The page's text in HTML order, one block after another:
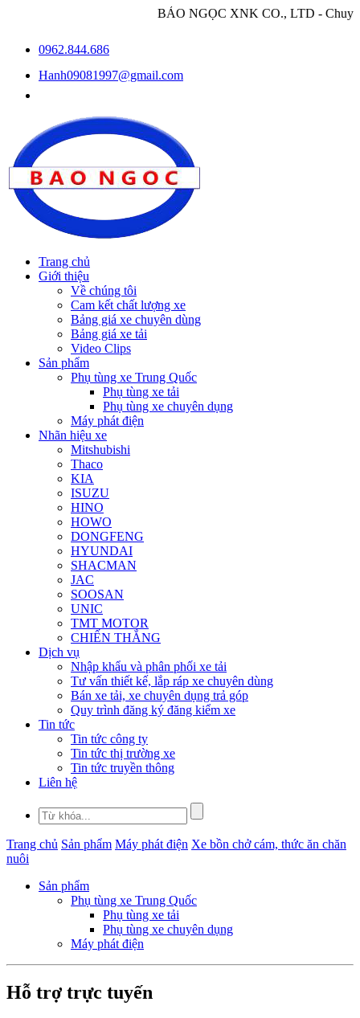
BẢO NGỌC XNK CO., LTD - Chuyên nhập
0962.844.686
Hanh09081997@gmail.com
Trang chủ
Giới thiệu
Về chúng tôi
Cam kết chất lượng xe
Bảng giá xe chuyên dùng
Bảng giá xe tải
Video Clips
Sản phẩm
Phụ tùng xe Trung Quốc
Phụ tùng xe tải
Phụ tùng xe chuyên dụng
Máy phát điện
Nhãn hiệu xe
Mitshubishi
Thaco
KIA
ISUZU
HINO
HOWO
DONGFENG
HYUNDAI
SHACMAN
JAC
SOOSAN
UNIC
TMT MOTOR
CHIẾN THẮNG
Dịch vụ
Nhập khẩu và phân phối xe tải
Tư vấn thiết kế, lắp ráp xe chuyên dùng
Bán xe tải, xe chuyên dụng trả góp
Quy trình đăng ký đăng kiểm xe
Tin tức
Tin tức công ty
Tin tức thị trường xe
Tin tức truyền thông
Liên hệ
Trang chủ Sản phẩm Máy phát điện Xe bồn chở cám, thức ăn chăn
nuôi
Sản phẩm
Phụ tùng xe Trung Quốc
Phụ tùng xe tải
Phụ tùng xe chuyên dụng
Máy phát điện
Hỗ trợ trực tuyến